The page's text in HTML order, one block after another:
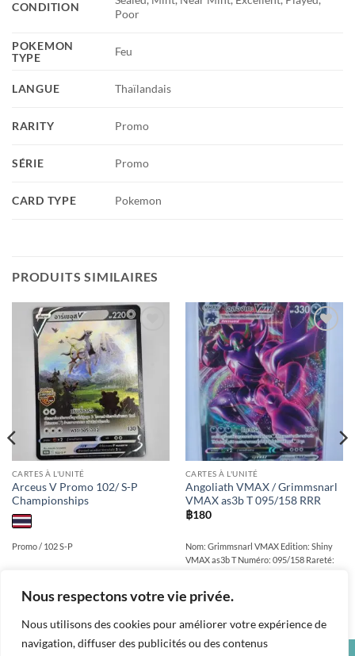
Nous respectons votre vie privée.
Nous utilisons des cookies pour améliorer votre expérience de
navigation, diffuser des publicités ou des contenus
CONDITION
Poor
POKEMON
TYPE
Feu
LANGUE Thaïlandais
RARITY Promo
SÉRIE Promo
CARD TYPE Pokemon
PRODUITS SIMILAIRES
Add to
wishlist
CARTES À L'UNITÉ
Arceus V Promo 102/ S-P
Championships
Promo / 102 S-P
Add to
wishlist
CARTES À L'UNITÉ
Angoliath VMAX / Grimmsnarl
VMAX as3b T 095/158 RRR
฿180
Nom: Grimmsnarl VMAX Edition: Shiny
VMAX as3b T Numéro: 095/158 Rareté: